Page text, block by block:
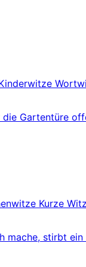
Gartentüre
Kurze
mache, stirbt